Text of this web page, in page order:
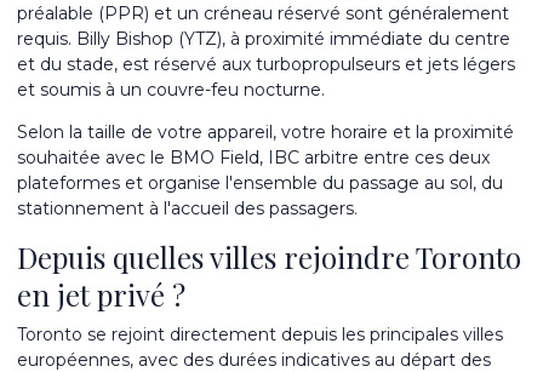
préalable (PPR) et un créneau réservé sont généralement
requis. Billy Bishop (YTZ), à proximité immédiate du centre
et du stade, est réservé aux turbopropulseurs et jets légers
et soumis à un couvre-feu nocturne.
Selon la taille de votre appareil, votre horaire et la proximité
souhaitée avec le BMO Field, IBC arbitre entre ces deux
plateformes et organise l'ensemble du passage au sol, du
stationnement à l'accueil des passagers.
Depuis quelles villes rejoindre Toronto
en jet privé ?
Toronto se rejoint directement depuis les principales villes
européennes, avec des durées indicatives au départ des